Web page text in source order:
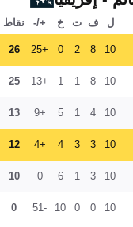
ل ف ت خ +/- نقاط
10
8
2
0
+25
26
10
8
1
1
+13
25
10
4
1
5
+9
13
10
3
3
4
+4
12
10
3
1
6
0
10
10
0
0
10
-51
0